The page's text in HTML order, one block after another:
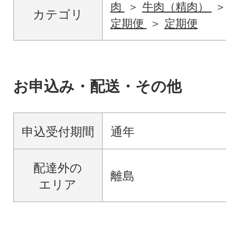
カテゴリ
肉
牛肉（精肉）
定期便
定期便
お申込み・配送・その他
申込受付期間 通年
配達外の
エリア
離島